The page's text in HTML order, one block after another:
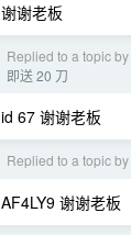
谢谢老板
Replied to a topic by
即送 20 刀
id 67 谢谢老板
Replied to a topic by
AF4LY9 谢谢老板